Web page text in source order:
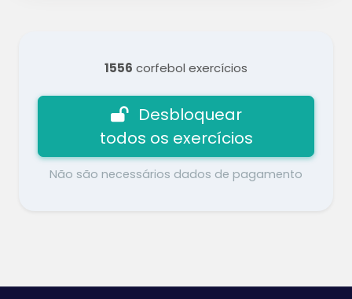
1556 corfebol exercícios
Desbloquear
todos os exercícios
Não são necessários dados de pagamento